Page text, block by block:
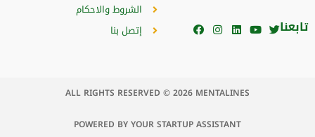
الشروط والاحكام
إتصل بنا
تابعنا
ALL RIGHTS RESERVED © 2026 MENTALINES
POWERED BY YOUR STARTUP ASSISTANT